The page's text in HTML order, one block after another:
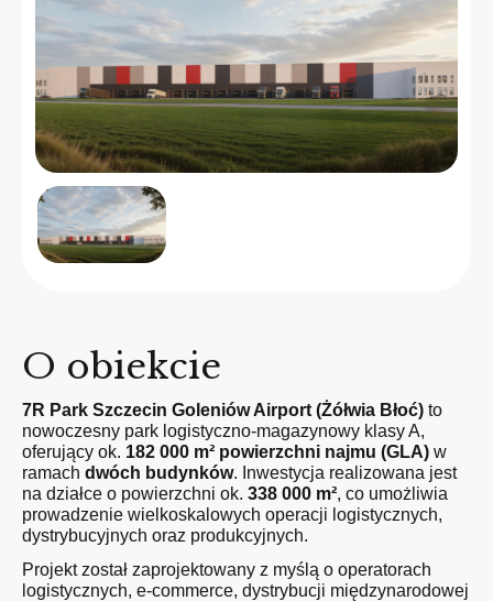
O obiekcie
7R Park Szczecin Goleniów Airport (Żółwia Błoć) to
nowoczesny park logistyczno-magazynowy klasy A,
oferujący ok. 182 000 m² powierzchni najmu (GLA) w
ramach dwóch budynków. Inwestycja realizowana jest
na działce o powierzchni ok. 338 000 m², co umożliwia
prowadzenie wielkoskalowych operacji logistycznych,
dystrybucyjnych oraz produkcyjnych.
Projekt został zaprojektowany z myślą o operatorach
logistycznych, e-commerce, dystrybucji międzynarodowej